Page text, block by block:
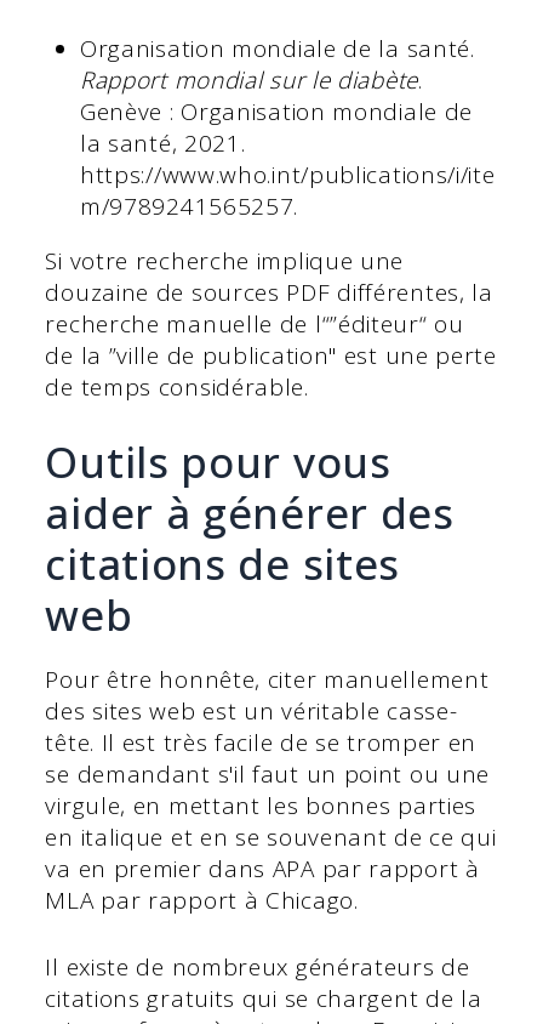
Organisation mondiale de la santé.
Rapport mondial sur le diabète.
Genève : Organisation mondiale de
la santé, 2021.
https://www.who.int/publications/i/ite
m/9789241565257.
Si votre recherche implique une
douzaine de sources PDF différentes, la
recherche manuelle de l“”éditeur“ ou
de la ”ville de publication" est une perte
de temps considérable.
Outils pour vous
aider à générer des
citations de sites
web
Pour être honnête, citer manuellement
des sites web est un véritable casse-
tête. Il est très facile de se tromper en
se demandant s'il faut un point ou une
virgule, en mettant les bonnes parties
en italique et en se souvenant de ce qui
va en premier dans APA par rapport à
MLA par rapport à Chicago.
Il existe de nombreux générateurs de
citations gratuits qui se chargent de la